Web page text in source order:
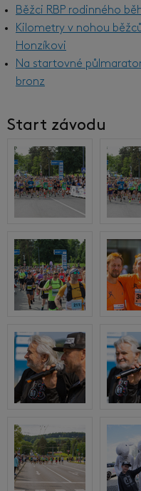
Běžci RBP rodinného
Kilometry v nohou
Honzíkovi
Na startovné
bronz
Start závodu